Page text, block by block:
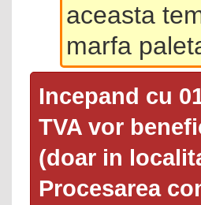
aceasta
marfa
Incepand cu
TVA vor
(doar in
Procesarea